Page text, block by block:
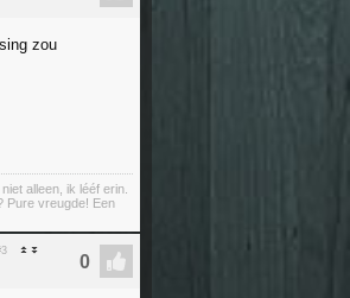
zou
alleen, ik lééf erin.
Pure vreugde! Een